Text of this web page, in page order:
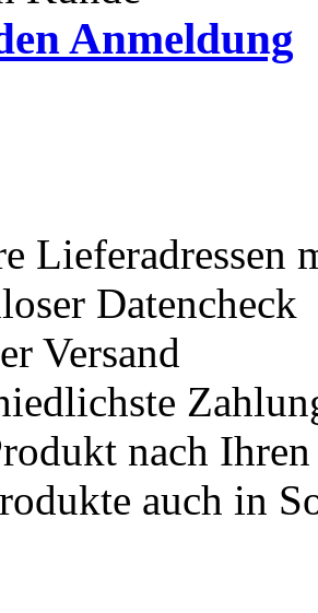
Anmeldung
Lieferadressen
Datencheck
Versand
nach
auch in